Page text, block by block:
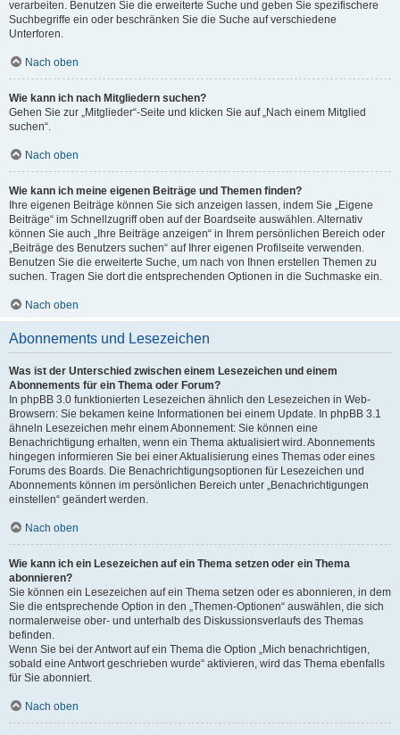
verarbeiten. Benutzen Sie die erweiterte Suche und geben Sie spezifischere
Suchbegriffe ein oder beschränken Sie die Suche auf verschiedene
Unterforen.
Nach oben
Wie kann ich nach Mitgliedern suchen?
Gehen Sie zur „Mitglieder“-Seite und klicken Sie auf „Nach einem Mitglied
suchen“.
Nach oben
Wie kann ich meine eigenen Beiträge und Themen finden?
Ihre eigenen Beiträge können Sie sich anzeigen lassen, indem Sie „Eigene
Beiträge“ im Schnellzugriff oben auf der Boardseite auswählen. Alternativ
können Sie auch „Ihre Beiträge anzeigen“ in Ihrem persönlichen Bereich oder
„Beiträge des Benutzers suchen“ auf Ihrer eigenen Profilseite verwenden.
Benutzen Sie die erweiterte Suche, um nach von Ihnen erstellen Themen zu
suchen. Tragen Sie dort die entsprechenden Optionen in die Suchmaske ein.
Nach oben
Abonnements und Lesezeichen
Was ist der Unterschied zwischen einem Lesezeichen und einem
Abonnements für ein Thema oder Forum?
In phpBB 3.0 funktionierten Lesezeichen ähnlich den Lesezeichen in Web-
Browsern: Sie bekamen keine Informationen bei einem Update. In phpBB 3.1
ähneln Lesezeichen mehr einem Abonnement: Sie können eine
Benachrichtigung erhalten, wenn ein Thema aktualisiert wird. Abonnements
hingegen informieren Sie bei einer Aktualisierung eines Themas oder eines
Forums des Boards. Die Benachrichtigungsoptionen für Lesezeichen und
Abonnements können im persönlichen Bereich unter „Benachrichtigungen
einstellen“ geändert werden.
Nach oben
Wie kann ich ein Lesezeichen auf ein Thema setzen oder ein Thema
abonnieren?
Sie können ein Lesezeichen auf ein Thema setzen oder es abonnieren, in dem
Sie die entsprechende Option in den „Themen-Optionen“ auswählen, die sich
normalerweise ober- und unterhalb des Diskussionsverlaufs des Themas
befinden.
Wenn Sie bei der Antwort auf ein Thema die Option „Mich benachrichtigen,
sobald eine Antwort geschrieben wurde“ aktivieren, wird das Thema ebenfalls
für Sie abonniert.
Nach oben